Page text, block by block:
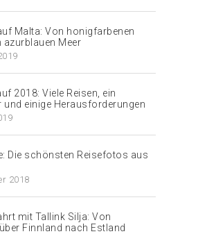
Malta: Von honigfarbenen
azurblauen Meer
2018: Viele Reisen, ein
und einige Herausforderungen
Die schönsten Reisefotos aus
2018
mit Tallink Silja: Von
Finnland nach Estland